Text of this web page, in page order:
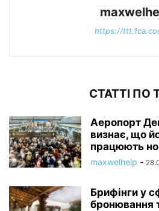
https://
СТАТТІ ПО
Аеропорт
визнає, що
працюють
maxwelhelp -
Брифінги у
бронювання